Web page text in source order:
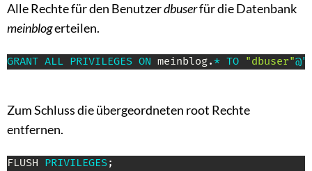
Alle Rechte für den Benutzerdbuserfür die Datenbank
meinblogerteilen.
GRANT ALL PRIVILEGES ON meinblog. * TO "dbuser"
Zum Schluss die übergeordneten root Rechte
entfernen.
FLUSH PRIVILEGES;